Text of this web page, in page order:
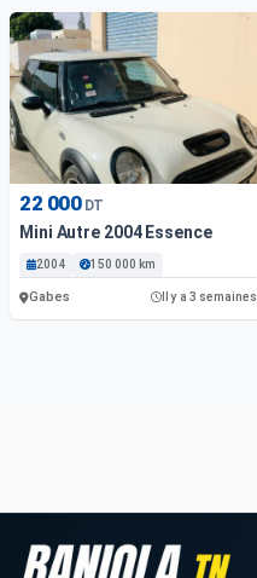
22 000 DT
Mini Autre 2004 Essence
2004 150 000 km
Gabes Il y a 3 semaines